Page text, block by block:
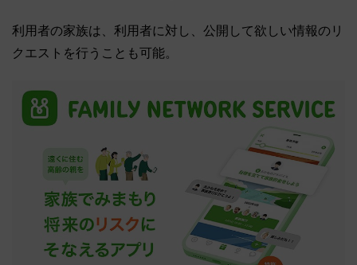
利用者の家族は、利用者に対し、公開して欲しい情報のリ
クエストを行うことも可能。